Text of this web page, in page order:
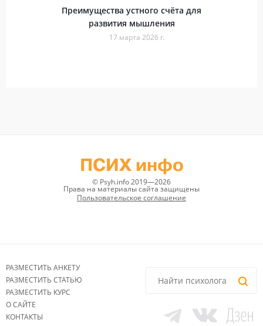
Преимущества устного счёта для
развития мышления
17 марта 2026 г.
ПСИХ инфо
© Psyh.info 2019—2026
Права на материалы сайта защищены
Пользовательское соглашение
РАЗМЕСТИТЬ АНКЕТУ
РАЗМЕСТИТЬ СТАТЬЮ
РАЗМЕСТИТЬ КУРС
О САЙТЕ
КОНТАКТЫ